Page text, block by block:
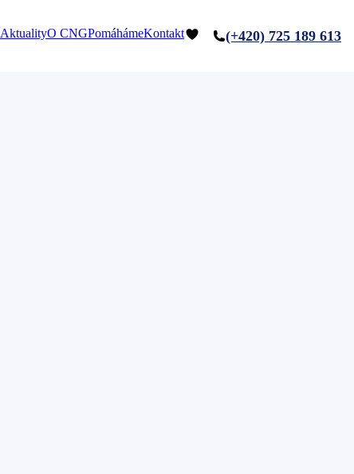
AktualityO CNGPomáhámeKontakt (+420) 725 189 613